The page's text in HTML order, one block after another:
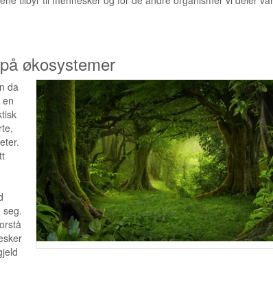
økosystemer
da
seg.